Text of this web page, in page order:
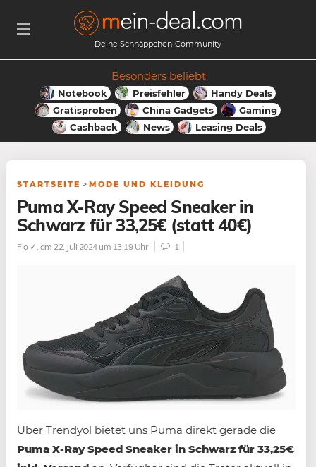
Deine Schnäppchen-Community
Besonders beliebt:
Notebook Preisfehler
Handy Deals
Gratisproben
China Gadgets
Gaming
Cashback
News Leasing Deals
STARTSEITE > MODE UND KLEIDUNG
Puma X-Ray Speed Sneaker in
Schwarz für 33,25€ (statt 40€)
Flo ✓ , am 22. Juli 2024 um 13:19 Uhr 1
Über Trendyol bietet uns Puma direkt gerade die
Puma X-Ray Speed Sneaker in Schwarz für 33,25€